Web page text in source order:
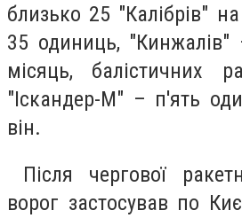
близько 25 "Калібрів"
35 одиниць, "Кинжалів"
місяць, балістичних
"Іскандер-М" – п'ять
він.
Після чергової
ворог застосував по